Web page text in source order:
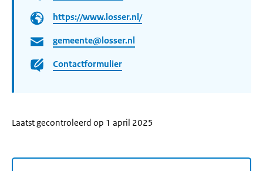
https://www.losser.nl/
gemeente@losser.nl
Contactformulier
Laatst gecontroleerd op 1 april 2025